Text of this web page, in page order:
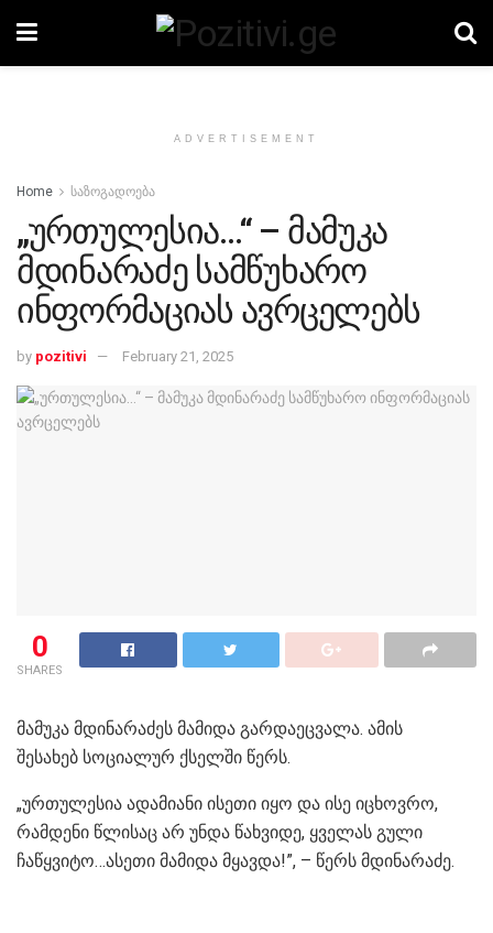
ADVERTISEMENT
Home საზოგადოება
„ურთულესია…“ – მამუკა
მდინარაძე სამწუხარო
ინფორმაციას ავრცელებს
by pozitivi February 21, 2025
0
SHARES
მამუკა მდინარაძეს მამიდა გარდაეცვალა. ამის
შესახებ სოციალურ ქსელში წერს.
„ურთულესია ადამიანი ისეთი იყო და ისე იცხოვრო,
რამდენი წლისაც არ უნდა წახვიდე, ყველას გული
ჩაწყვიტო…ასეთი მამიდა მყავდა!”, – წერს მდინარაძე.